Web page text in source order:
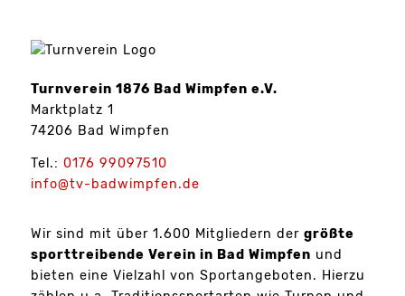
Turnverein 1876 Bad Wimpfen e.V.
Marktplatz 1
74206 Bad Wimpfen
Tel.: 0176 99097510
info@tv-badwimpfen.de
Wir sind mit über 1.600 Mitgliedern der größte
sporttreibende Verein in Bad Wimpfen und
bieten eine Vielzahl von Sportangeboten. Hierzu